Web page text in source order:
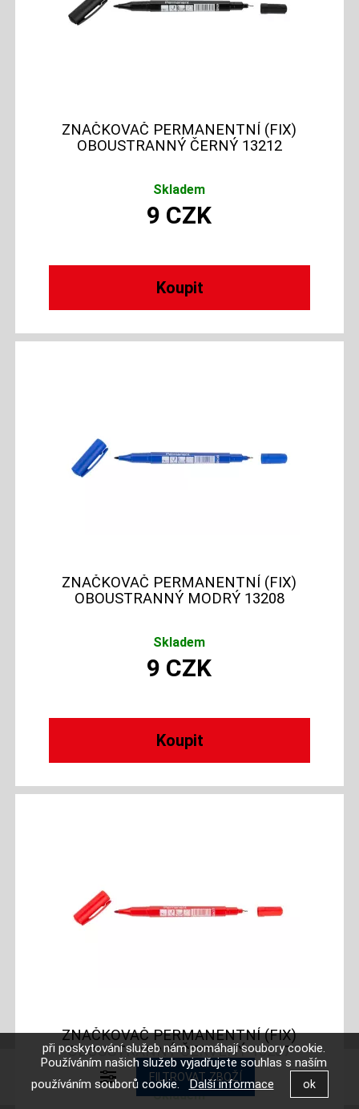
ZNAČKOVAČ PERMANENTNÍ (FIX)
OBOUSTRANNÝ ČERNÝ 13212
Skladem
9 CZK
ZNAČKOVAČ PERMANENTNÍ (FIX)
OBOUSTRANNÝ MODRÝ 13208
Skladem
9 CZK
ZNAČKOVAČ PERMANENTNÍ (FIX)
OBOUSTRANNÝ ČERVENÝ 13207
Skladem
při poskytování služeb nám pomáhají soubory cookie.
Používáním našich služeb vyjadřujete souhlas s naším
používáním souborů cookie.Další informace